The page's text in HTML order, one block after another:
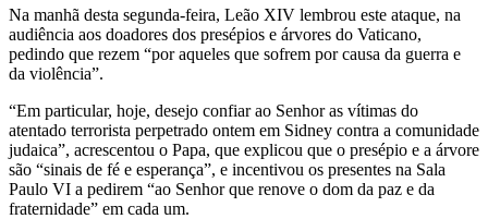
Na manhã desta segunda-feira, Leão XIV lembrou este ataque, na
audiência aos doadores dos presépios e árvores do Vaticano,
pedindo que rezem “por aqueles que sofrem por causa da guerra e
da violência”.
“Em particular, hoje, desejo confiar ao Senhor as vítimas do
atentado terrorista perpetrado ontem em Sidney contra a comunidade
judaica”, acrescentou o Papa, que explicou que o presépio e a árvore
são “sinais de fé e esperança”, e incentivou os presentes na Sala
Paulo VI a pedirem “ao Senhor que renove o dom da paz e da
fraternidade” em cada um.